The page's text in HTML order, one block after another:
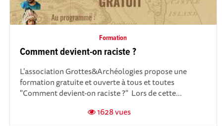
Formation
Comment devient-on raciste ?
L'association Grottes&Archéologies propose une
formation gratuite et ouverte à tous et toutes
"Comment devient-on raciste ?" Lors de cette...
1628 vues